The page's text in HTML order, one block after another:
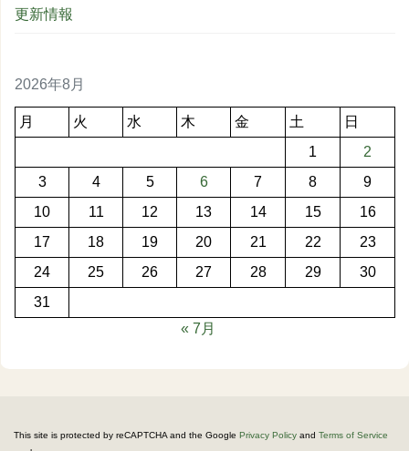
更新情報
2026年8月
月 火 水 木 金 土
日
1
2
3
4 5 6 7 8
9
10
11 12 13 14 15
16
17
18 19 20 21 22
23
24
25 26 27 28 29
30
31
« 7月
This site is protected by reCAPTCHA and the Google Privacy Policy and Terms of Service